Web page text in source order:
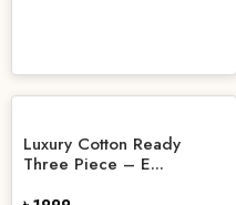
Luxury Cotton Ready
Three Piece – E...